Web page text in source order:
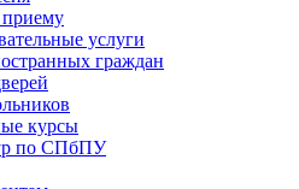
услуги
граждан
курсы
по СПбПУ